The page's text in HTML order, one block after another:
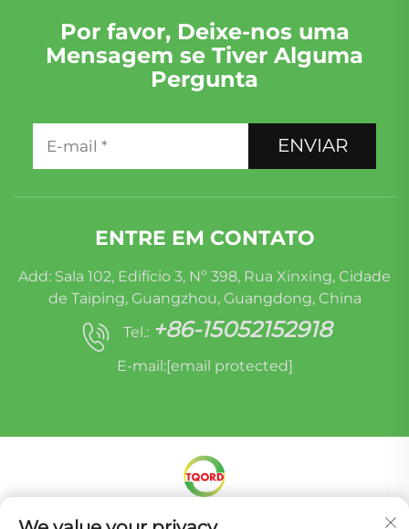
Por favor, Deixe-nos uma
Mensagem se Tiver Alguma
Pergunta
ENVIAR
ENTRE EM CONTATO
Add: Sala 102, Edifício 3, Nº 398, Rua Xinxing, Cidade
de Taiping, Guangzhou, Guangdong, China
Tel.: +86-15052152918
E-mail:[email protected]
Direitos autorais © Miracle Oruide (guangzhou)